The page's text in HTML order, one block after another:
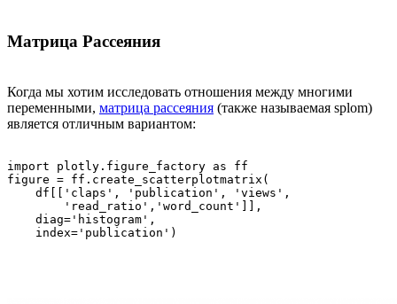
Матрица Рассеяния
Когда мы хотим исследовать отношения между многими
переменными, матрица рассеяния (также называемая splom)
является отличным вариантом:
import plotly.figure_factory as ff
figure = ff.create_scatterplotmatrix(
    df[['claps', 'publication', 'views',
        'read_ratio','word_count']],
    diag='histogram',
    index='publication')